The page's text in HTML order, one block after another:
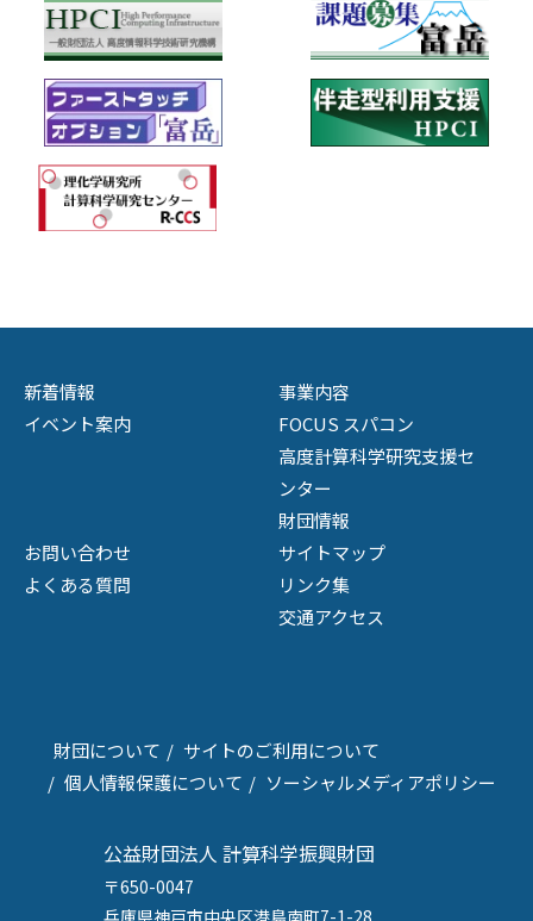
新着情報
イベント案内
事業内容
FOCUS スパコン
高度計算科学研究支援セ
ンター
財団情報
お問い合わせ
よくある質問
サイトマップ
リンク集
交通アクセス
公益財団法人 計算科学振興財団
〒650-0047
財団について
サイトのご利用について
個人情報保護について
ソーシャルメディアポリシー